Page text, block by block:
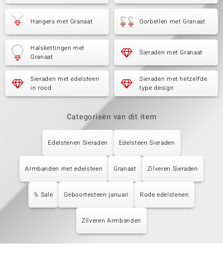
Hangers met Granaat Oorbellen met Granaat
Halskettingen met
Granaat
Sieraden met Granaat
Sieraden met edelsteen
in rood
Sieraden met hetzelfde
type design
Categorieën van dit item
Edelstenen Sieraden Edelsteen Sieraden
Armbanden met edelsteen Granaat Zilveren Sieraden
% Sale Geboortesteen januari Rode edelstenen
Zilveren Armbanden